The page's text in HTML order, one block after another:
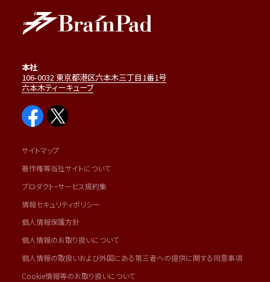
本社
106-0032 東京都港区六本木三丁目1番1号
六本木ティーキューブ
サイトマップ
著作権等当社サイトについて
プロダクト・サービス規約集
情報セキュリティポリシー
個人情報保護方針
個人情報のお取り扱いについて
個人情報の取扱いおよび外国にある第三者への提供に関する同意事項
Cookie情報等のお取り扱いについて